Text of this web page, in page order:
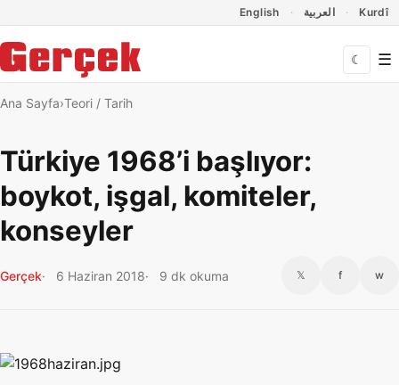
English العربية Kurdî
☾ ☰
Ana Sayfa Teori / Tarih
Türkiye 1968’i başlıyor:
boykot, işgal, komiteler,
konseyler
Gerçek 6 Haziran 2018 9 dk okuma 𝕏 f w